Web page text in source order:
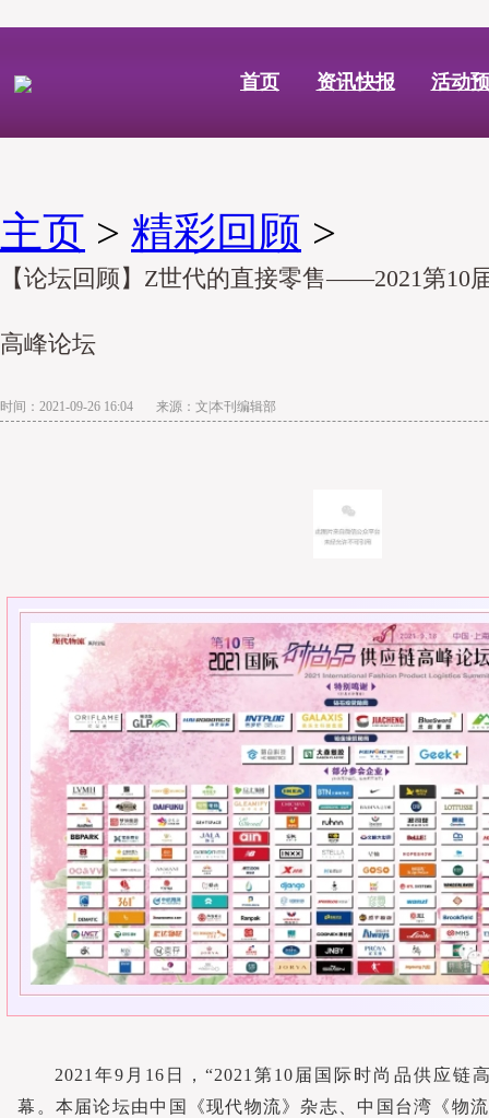
首页 资讯快报 活动
主页 > 精彩回顾 >
【论坛回顾】Z世代的直接零售——2021第10
高峰论坛
时间：2021-09-26 16:04 来源：文|本刊编辑部
2021年9月16日，“2021第10届国际时尚品供应链
幕。本届论坛由中国《现代物流》杂志、中国台湾《物